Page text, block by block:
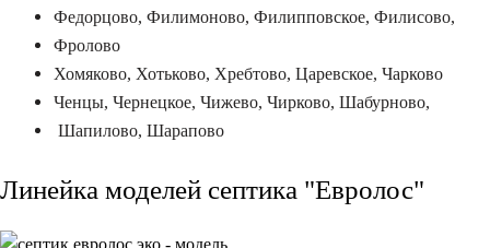
Федорцово, Филимоново, Филипповское, Филисово,
Фролово
Хомяково, Хотьково, Хребтово, Царевское, Чарково
Ченцы, Чернецкое, Чижево, Чирково, Шабурново,
Шапилово, Шарапово
Линейка моделей септика "Евролос"